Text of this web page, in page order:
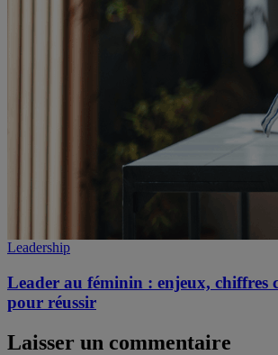
Leadership
Leader au féminin : enjeux, chiffres
pour réussir
Laisser un commentaire